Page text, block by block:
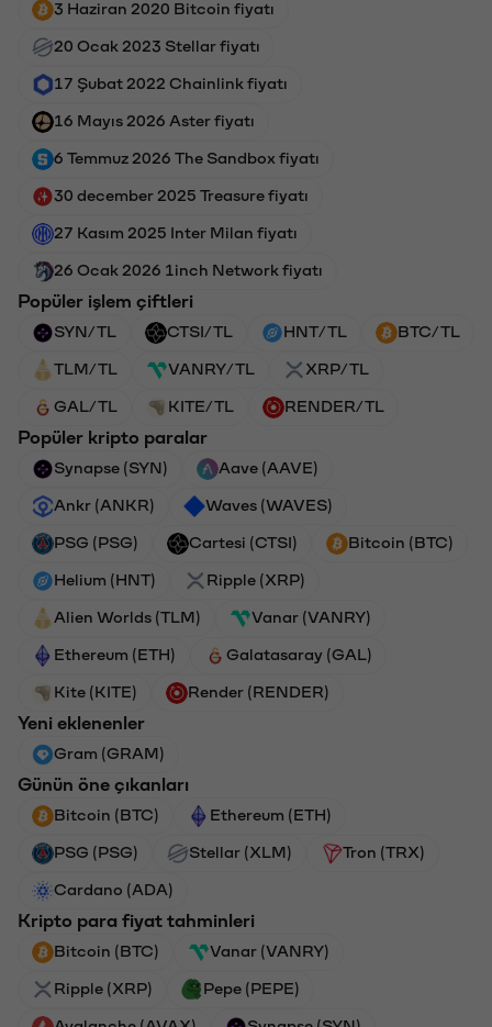
3 Haziran 2020 Bitcoin fiyatı
20 Ocak 2023 Stellar fiyatı
17 Şubat 2022 Chainlink fiyatı
16 Mayıs 2026 Aster fiyatı
6 Temmuz 2026 The Sandbox fiyatı
30 december 2025 Treasure fiyatı
27 Kasım 2025 Inter Milan fiyatı
26 Ocak 2026 1inch Network fiyatı
Popüler işlem çiftleri
SYN/TL CTSI/TL HNT/TL BTC/TL
TLM/TL VANRY/TL XRP/TL
GAL/TL KITE/TL RENDER/TL
Popüler kripto paralar
Synapse (SYN) Aave (AAVE)
Ankr (ANKR) Waves (WAVES)
PSG (PSG) Cartesi (CTSI) Bitcoin (BTC)
Helium (HNT) Ripple (XRP)
Alien Worlds (TLM) Vanar (VANRY)
Ethereum (ETH) Galatasaray (GAL)
Kite (KITE) Render (RENDER)
Yeni eklenenler
Gram (GRAM)
Günün öne çıkanları
Bitcoin (BTC) Ethereum (ETH)
PSG (PSG) Stellar (XLM) Tron (TRX)
Cardano (ADA)
Kripto para fiyat tahminleri
Bitcoin (BTC) Vanar (VANRY)
Ripple (XRP) Pepe (PEPE)